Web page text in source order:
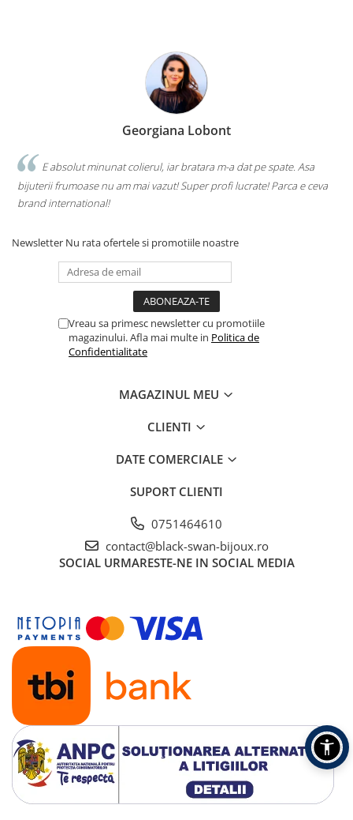
Georgiana Lobont
E absolut minunat colierul, iar bratara m-a dat pe spate. Asa
bijuterii frumoase nu am mai vazut! Super profi lucrate! Parca e ceva
brand international!
Newsletter Nu rata ofertele si promotiile noastre
Vreau sa primesc newsletter cu promotiile
magazinului. Afla mai multe in Politica de
Confidentialitate
MAGAZINUL MEU
CLIENTI
DATE COMERCIALE
SUPORT CLIENTI
0751464610
contact@black-swan-bijoux.ro
SOCIAL URMARESTE-NE IN SOCIAL MEDIA